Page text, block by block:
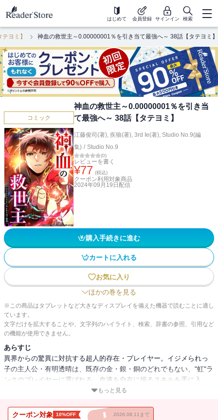
はじめて 会員登録 サインイン 検索
ヨミ】 神血の救世主～0.00000001％を引き当て最強へ～ 38話【タテヨミ】
コミック
神血の救世主～0.00000001％を引き当
て最強へ～ 38話【タテヨミ】
江藤俊司(著), 疾狼(著), 3rd Ie(著), Studio No.9(編
集) / Studio No.9
(0)
レビューを書く
¥77 (税込)
クーポン利用対象商品
2024年09月19日 配信
購入手続きに進む
カートに入れる
お気に入り
ほかの巻を見る
※この商品はタブレットなど大きなディスプレイを備えた機器で読むことに適し
ています。
文字だけを拡大することや、文字列のハイライト、検索、辞書の参照、引用など
の機能が使用できません。
あらすじ
異界からの驚異に対抗する超人的存在・プレイヤー。イジメられっ
子の主人公・有明透晴は、既存の金・銀・銅のどれでもない、"虹"ラ
ンクのプレイヤーに選ばれる。血液を自在に操るスキルを手に入
れ、生活も立場も一変。戦い続ける日々の中、徐々に世界を救う存
『Studio No.9』が放つ、現代バトルファンタジー！
もっと見る
クーポン対象 10%OFF 2026.08.11まで